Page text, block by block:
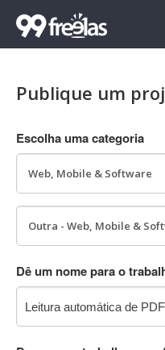
Publique um
Escolha uma categoria
Dê um nome para o